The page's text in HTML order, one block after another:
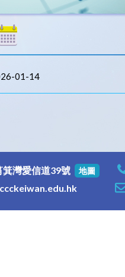
01-14
灣愛信道39號 地圖